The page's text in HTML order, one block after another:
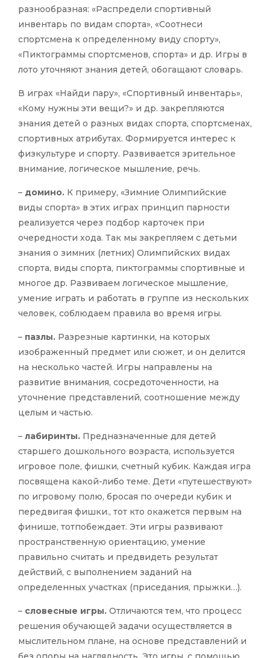
разнообразная: «Распредели спортивный
инвентарь по видам спорта», «Соотнеси
спортсмена к определенному виду спорту»,
«Пиктограммы спортсменов, спорта» и др. Игры в
лото уточняют знания детей, обогащают словарь.
В играх «Найди пару», «Спортивный инвентарь»,
«Кому нужны эти вещи?» и др. закрепляются
знания детей о разных видах спорта, спортсменах,
спортивных атрибутах. Формируется интерес к
физкультуре и спорту. Развивается зрительное
внимание, логическое мышление, речь.
– домино. К примеру, «Зимние Олимпийские
виды спорта» в этих играх принцип парности
реализуется через подбор карточек при
очередности хода. Так мы закрепляем с детьми
знания о зимних (летних) Олимпийских видах
спорта, виды спорта, пиктограммы спортивные и
многое др. Развиваем логическое мышление,
умение играть и работать в группе из нескольких
человек, соблюдаем правила во время игры.
– пазлы. Разрезные картинки, на которых
изображенный предмет или сюжет, и он делится
на несколько частей. Игры направлены на
развитие внимания, сосредоточенности, на
уточнение представлений, соотношение между
целым и частью.
– лабиринты. Предназначенные для детей
старшего дошкольного возраста, используется
игровое поле, фишки, счетный кубик. Каждая игра
посвящена какой-либо теме. Дети «путешествуют»
по игровому полю, бросая по очереди кубик и
передвигая фишки., тот кто окажется первым на
финише, тотпобеждает. Эти игры развивают
пространственную ориентацию, умение
правильно считать и предвидеть результат
действий, с выполнением заданий на
определенных участках (приседания, прыжки…).
– словесные игры. Отличаются тем, что процесс
решения обучающей задачи осуществляется в
мыслительном плане, на основе представлений и